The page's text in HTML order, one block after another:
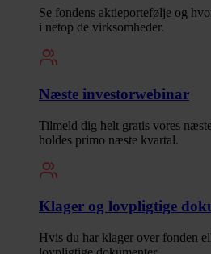
Se fondens aktieportefølje og
i netop de virksomheder.
Næste investorwebinar
Tilmeld dig helt gratis vores
holdes primo næste kvartal.
Klager og lovpligtige
Hvis du har klager over fonden